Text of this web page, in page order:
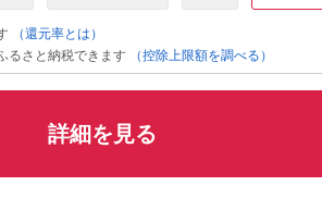
（還元率とは）
るさと納税できます
（控除上限額を調べる）
詳細を見る